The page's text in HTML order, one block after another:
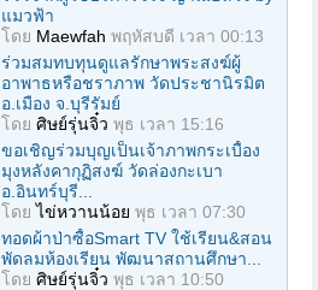
แมวฟ้า
โดย Maewfah พฤหัสบดี เวลา 00:13
ร่วมสมทบทุนดูแลรักษาพระสงฆ์ผู้
อาพาธหรือชราภาพ วัดประชานิรมิต
อ.เมือง จ.บุรีรัมย์
โดย ศิษย์รุ่นจิ๋ว พุธ เวลา 15:16
ขอเชิญร่วมบุญเป็นเจ้าภาพกระเบื้อง
มุงหลังคากุฏิสงฆ์ วัดล่องกะเบา
อ.อินทร์บุรี...
โดยไข่หวานน้อย พุธ เวลา 07:30
ทอดผ้าป่าซื้อSmart TV ใช้เรียน&สอน
พัดลมห้องเรียน พัฒนาสถานศึกษา...
โดย ศิษย์รุ่นจิ๋ว พุธ เวลา 10:50